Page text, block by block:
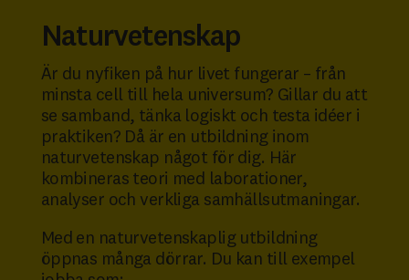
Naturvetenskap
Är du nyfiken på hur livet fungerar – från
minsta cell till hela universum? Gillar du att
se samband, tänka logiskt och testa idéer i
praktiken? Då är en utbildning inom
naturvetenskap något för dig. Här
kombineras teori med laborationer,
analyser och verkliga samhällsutmaningar.
Med en naturvetenskaplig utbildning
öppnas många dörrar. Du kan till exempel